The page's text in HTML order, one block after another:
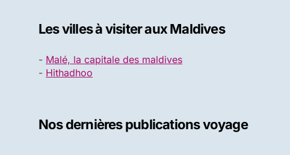
Les villes à visiter aux Maldives
- Malé, la capitale des maldives
- Hithadhoo
Nos dernières publications voyage